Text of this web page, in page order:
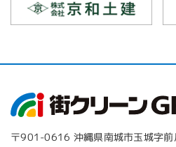
〒901-0616 沖縄県南城市玉城字